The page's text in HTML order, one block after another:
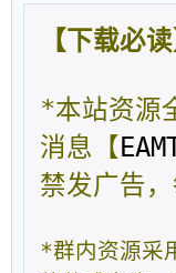
【下载必
*本站资源
消息【
禁发广告
*群内资源采